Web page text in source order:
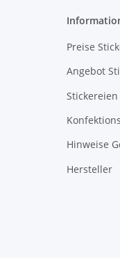
Preise
Angebot
Hinweise
Hersteller